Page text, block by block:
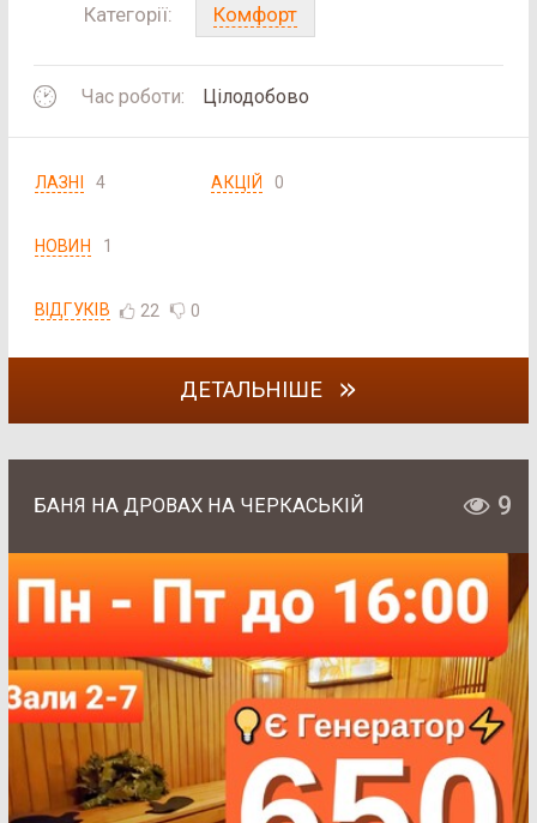
Категорії: Комфорт
Час роботи: Цілодобово
ЛАЗНІ 4 АКЦІЙ 0
НОВИН 1
ВІДГУКІВ 22 0
ДЕТАЛЬНІШЕ
БАНЯ НА ДРОВАХ НА ЧЕРКАСЬКІЙ 9